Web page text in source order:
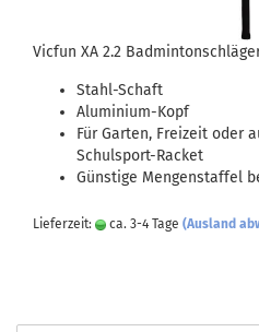
Vicfun XA 2.2
Stahl-Schaft
Aluminium-Kopf
Für Garten, Freizeit oder
Schulsport-Racket
Günstige Mengenstaffel
Lieferzeit: ca. 3-4 Tage (Ausland